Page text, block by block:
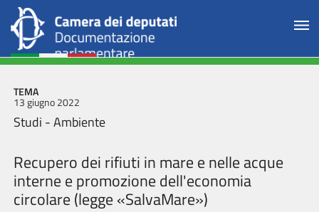
TEMA
13 giugno 2022
Studi - Ambiente
Recupero dei rifiuti in mare e nelle acque
interne e promozione dell'economia
circolare (legge «SalvaMare»)